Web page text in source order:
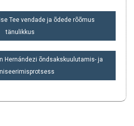
Tee vendade ja õdede rõõmus
tänulikkus
Hernándezi õndsakskuulutamis- ja